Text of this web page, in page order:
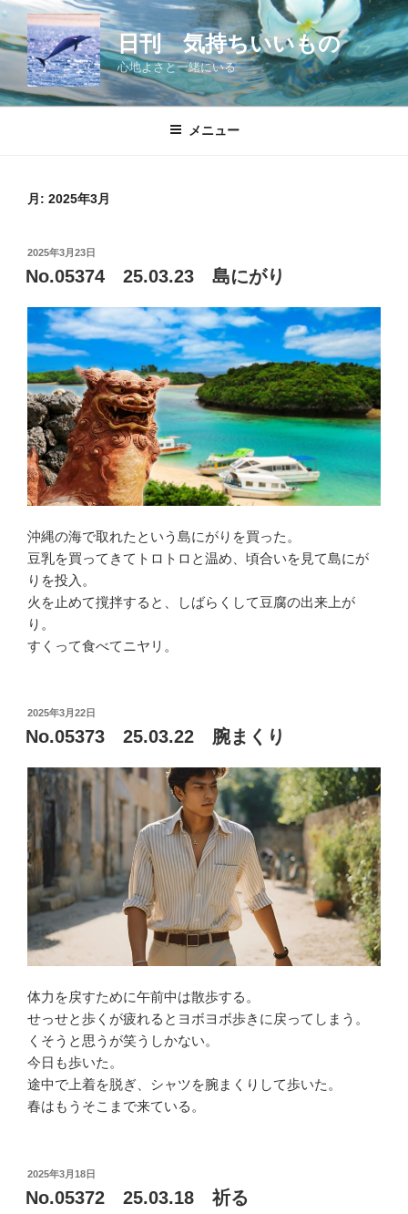
コ
ン
テ
ツ
日刊 気持ちいいもの
心地よさと一緒にいる
メニュー
月: 2025年3月
投
稿
日:
2025年3月23日
No.05374 25.03.23 島にがり
沖縄の海で取れたという島にがりを買った。
豆乳を買ってきてトロトロと温め、頃合いを見て島にが
りを投入。
火を止めて撹拌すると、しばらくして豆腐の出来上が
り。
すくって食べてニヤリ。
投
稿
日:
2025年3月22日
No.05373 25.03.22 腕まくり
体力を戻すために午前中は散歩する。
せっせと歩くが疲れるとヨボヨボ歩きに戻ってしまう。
くそうと思うが笑うしかない。
今日も歩いた。
途中で上着を脱ぎ、シャツを腕まくりして歩いた。
春はもうそこまで来ている。
投
稿
日:
2025年3月18日
No.05372 25.03.18 祈る